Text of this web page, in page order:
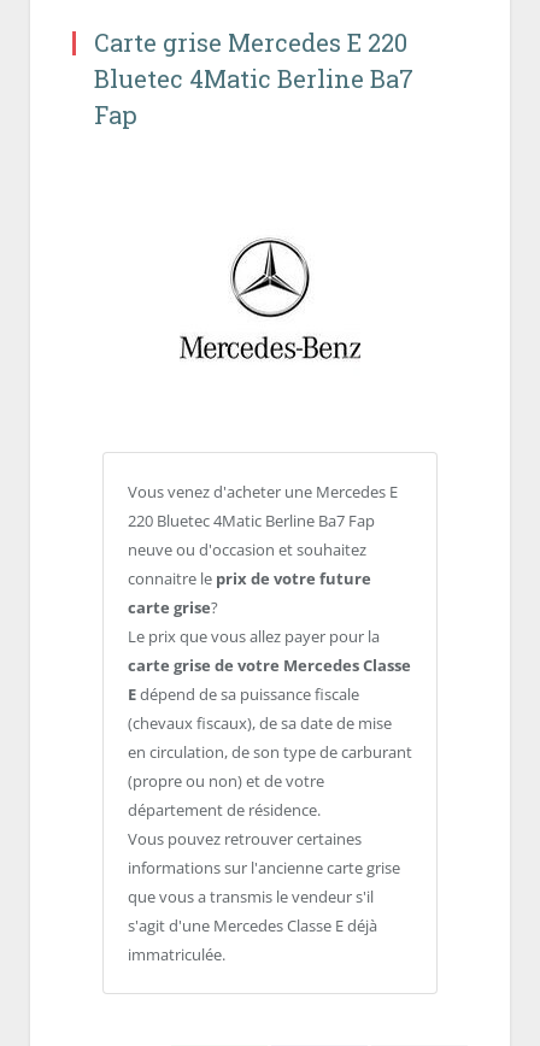
Carte grise Mercedes E 220
Bluetec 4Matic Berline Ba7
Fap
Vous venez d'acheter une Mercedes E
220 Bluetec 4Matic Berline Ba7 Fap
neuve ou d'occasion et souhaitez
connaitre le prix de votre future
carte grise?
Le prix que vous allez payer pour la
carte grise de votre Mercedes Classe
Edépend de sa puissance fiscale
(chevaux fiscaux), de sa date de mise
en circulation, de son type de carburant
(propre ou non) et de votre
département de résidence.
Vous pouvez retrouver certaines
informations sur l'ancienne carte grise
que vous a transmis le vendeur s'il
s'agit d'une Mercedes Classe E déjà
immatriculée.